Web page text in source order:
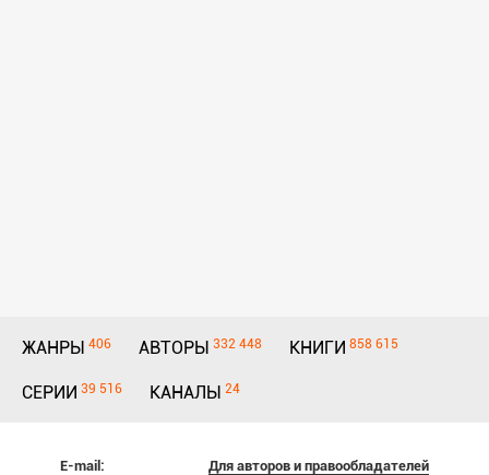
ЖАНРЫ 406 АВТОРЫ 332 448 КНИГИ 858 615
СЕРИИ 39 516 КАНАЛЫ 24
E-mail: Для авторов и правообладателей